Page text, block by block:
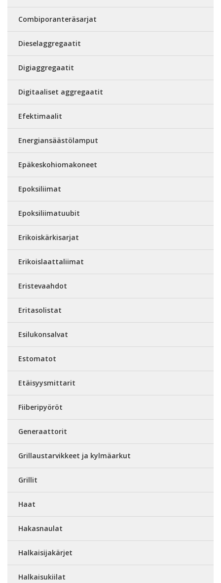
Combiporanteräsarjat
Dieselaggregaatit
Digiaggregaatit
Digitaaliset aggregaatit
Efektimaalit
Energiansäästölamput
Epäkeskohiomakoneet
Epoksiliimat
Epoksiliimatuubit
Erikoiskärkisarjat
Erikoislaattaliimat
Eristevaahdot
Eritasolistat
Esilukonsalvat
Estomatot
Etäisyysmittarit
Fiiberipyöröt
Generaattorit
Grillaustarvikkeet ja kylmäarkut
Grillit
Haat
Hakasnaulat
Halkaisijakärjet
Halkaisukiilat